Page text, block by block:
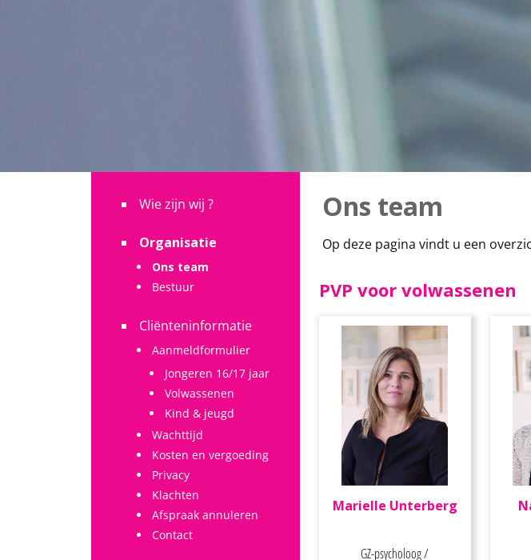
Wie zijn wij ?
Organisatie
Ons team
Bestuur
Cliënteninformatie
Aanmeldformulier
Jongeren 16/17 jaar
Volwassenen
Kind & jeugd
Wachttijd
Kosten en vergoeding
Privacy
Klachten
Afspraak annuleren
Contact
Ons team
Op deze pagina vindt u een
PVP voor volwassenen
Marielle Unterberg
GZ-psycholoog /